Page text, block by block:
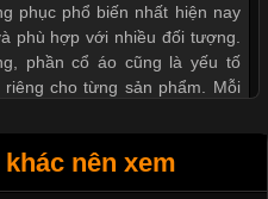
phục phổ biến nhất hiện nay
phù hợp với nhiều đối tượng.
phần cổ áo cũng là yếu tố
cho từng sản phẩm. Mỗi
nên xem